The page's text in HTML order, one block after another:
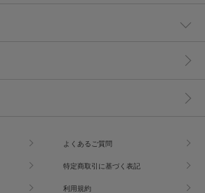
よくあるご質問
特定商取引に基づく表記
利用規約